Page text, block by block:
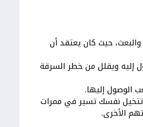
حيث كان يعتقد أن
إليه ويقلل من خطر السرقة
الوصول إليها.
تتخيل نفسك تسير في ممرات
الأخرى.